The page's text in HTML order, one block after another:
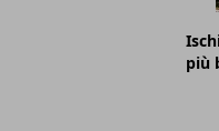
più